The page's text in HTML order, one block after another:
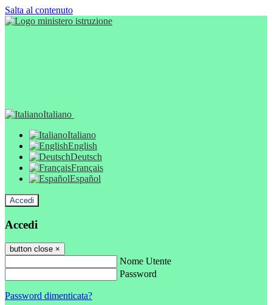
Salta al contenuto
Italiano
Italiano
English
Deutsch
Français
Español
Accedi
Accedi
button close ×
Nome Utente
Password
Password dimenticata?